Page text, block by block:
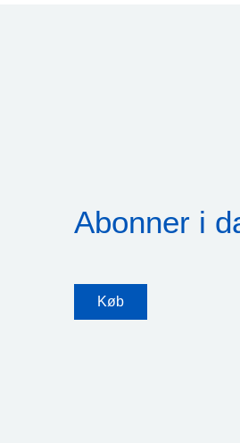
Abonner i
Køb